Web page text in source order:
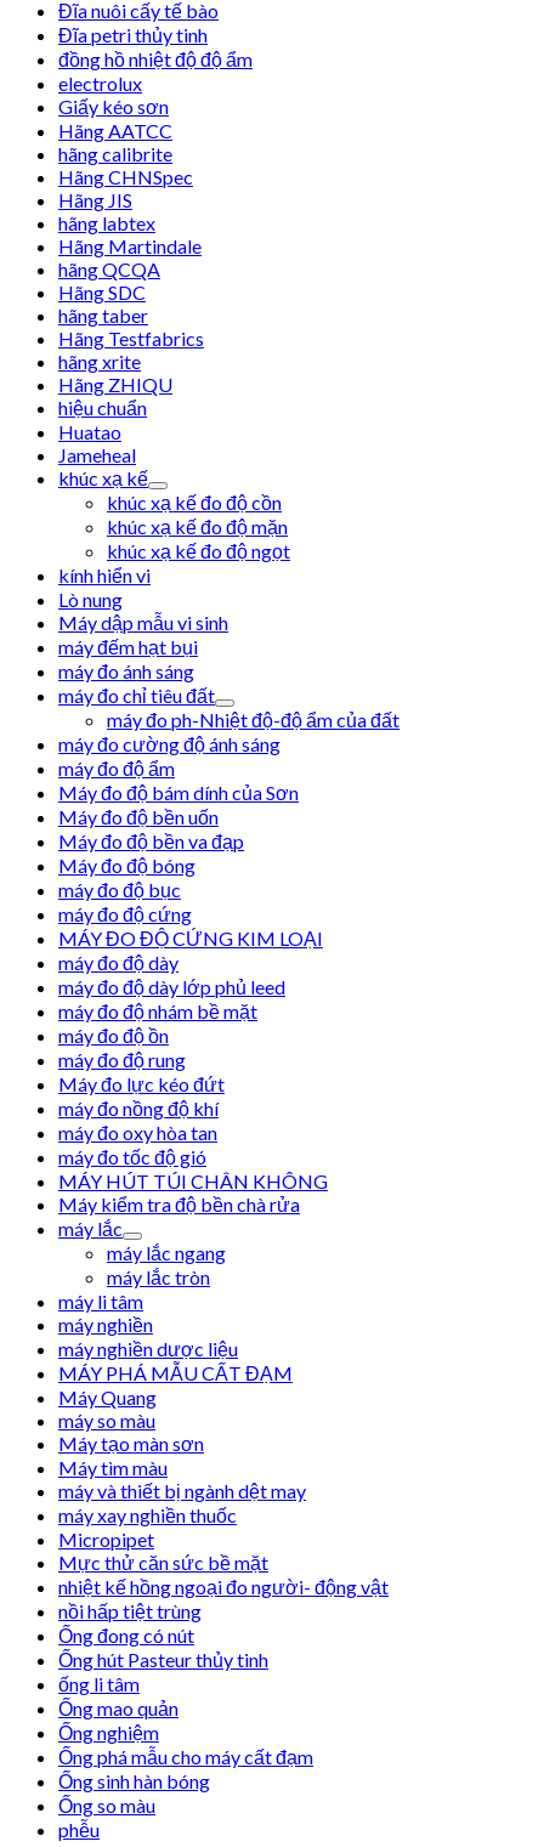
Đĩa nuôi cấy tế bào
Đĩa petri thủy tinh
đồng hồ nhiệt độ độ ẩm
electrolux
Giấy kéo sơn
Hãng AATCC
hãng calibrite
Hãng CHNSpec
Hãng JIS
hãng labtex
Hãng Martindale
hãng QCQA
Hãng SDC
hãng taber
Hãng Testfabrics
hãng xrite
Hãng ZHIQU
hiệu chuẩn
Huatao
Jameheal
khúc xạ kế
khúc xạ kế đo độ cồn
khúc xạ kế đo độ mặn
khúc xạ kế đo độ ngọt
kính hiển vi
Lò nung
Máy dập mẫu vi sinh
máy đếm hạt bụi
máy đo ánh sáng
máy đo chỉ tiêu đất
máy đo ph-Nhiệt độ-độ ẩm của đất
máy đo cường độ ánh sáng
máy đo độ ẩm
Máy đo độ bám dính của Sơn
Máy đo độ bền uốn
Máy đo độ bền va đạp
Máy đo độ bóng
máy đo độ bục
máy đo độ cứng
MÁY ĐO ĐỘ CỨNG KIM LOẠI
máy đo độ dày
máy đo độ dày lớp phủ leed
máy đo độ nhám bề mặt
máy đo độ ồn
máy đo độ rung
Máy đo lực kéo đứt
máy đo nồng độ khí
máy đo oxy hòa tan
máy đo tốc độ gió
MÁY HÚT TÚI CHÂN KHÔNG
Máy kiểm tra độ bền chà rửa
máy lắc
máy lắc ngang
máy lắc tròn
máy li tâm
máy nghiền
máy nghiền dược liệu
MÁY PHÁ MẪU CẤT ĐẠM
Máy Quang
máy so màu
Máy tạo màn sơn
Máy tìm màu
máy và thiết bị ngành dệt may
máy xay nghiền thuốc
Micropipet
Mực thử căn sức bề mặt
nhiệt kế hồng ngoại đo người- động vật
nồi hấp tiệt trùng
Ống đong có nút
Ống hút Pasteur thủy tinh
ống li tâm
Ống mao quản
Ống nghiệm
Ống phá mẫu cho máy cất đạm
Ống sinh hàn bóng
Ống so màu
phễu